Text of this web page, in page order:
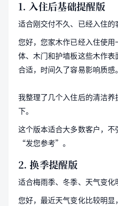
1. 入住后基础提醒版
适合刚交付不久、已经入住的
您好，您家木作已经入住使
体、木门和护墙板这些木作
合适，时间久了容易影响质感。
我整理了几个入住后的清洁
下。
这个版本适合大多数客户，
“发您参考”。
2. 换季提醒版
适合梅雨季、冬季、天气变化
您好，最近天气变化比较明显